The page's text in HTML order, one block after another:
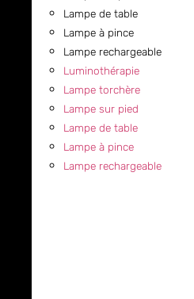
Lampe de table
Lampe à pince
Lampe rechargeable
Luminothérapie
Lampe torchère
Lampe sur pied
Lampe de table
Lampe à pince
Lampe rechargeable